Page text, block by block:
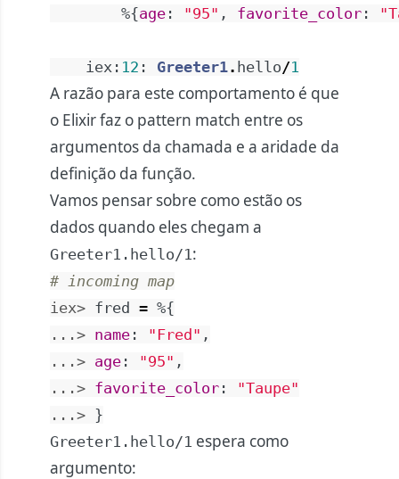
%{age : "95" , favorite_color :
iex : 12 : Greeter1. hello/1
A razão para este comportamento é que
o Elixir faz o pattern match entre os
argumentos da chamada e a aridade da
definição da função.
Vamos pensar sobre como estão os
dados quando eles chegam a
Greeter1.hello/1:
# incoming map
iex> fred = %{
...> name : "Fred" ,
...> age : "95" ,
...> favorite_color :
"Taupe"
...> }
Greeter1.hello/1 espera como
argumento: